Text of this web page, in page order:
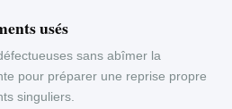
usés
sans abîmer la
pour préparer une reprise propre
singuliers.